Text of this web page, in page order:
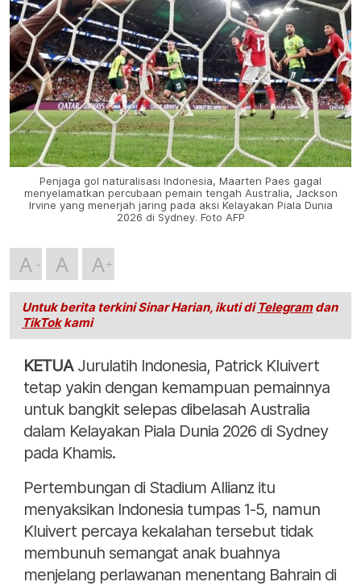
Penjaga gol naturalisasi Indonesia, Maarten Paes gagal
menyelamatkan percubaan pemain tengah Australia, Jackson
Irvine yang menerjah jaring pada aksi Kelayakan Piala Dunia
2026 di Sydney. Foto AFP
A A A
Untuk berita terkini Sinar Harian, ikuti di Telegramdan
TikTokkami
KETUAJurulatih Indonesia, Patrick Kluivert
tetap yakin dengan kemampuan pemainnya
untuk bangkit selepas dibelasah Australia
dalam Kelayakan Piala Dunia 2026 di Sydney
pada Khamis.
Pertembungan di Stadium Allianz itu
menyaksikan Indonesia tumpas 1-5, namun
Kluivert percaya kekalahan tersebut tidak
membunuh semangat anak buahnya
menjelang perlawanan menentang Bahrain di